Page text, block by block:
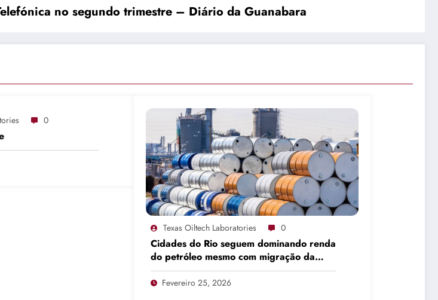
no segundo trimestre – Diário da Guanabara
0
Texas Oiltech Laboratories 0
Cidades do Rio seguem dominando renda
do petróleo mesmo com migração da
produção
Fevereiro 25, 2026